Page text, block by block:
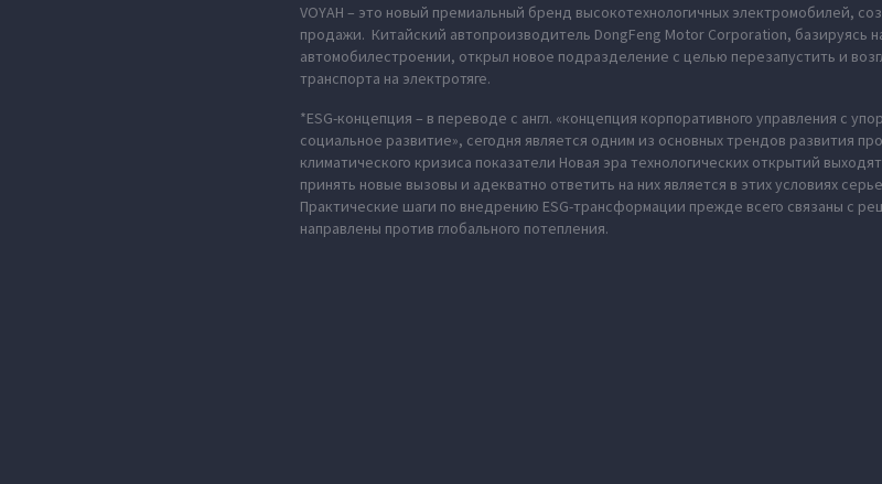
VOYAH – это новый премиальный бренд высокотехнологичных электромобилей,
продажи. Китайский автопроизводитель DongFeng Motor Corporation, базируясь
автомобилестроении, открыл новое подразделение с целью перезапустить и
транспорта на электротяге.
*ESG-концепция – в переводе с англ. «концепция корпоративного управления с
социальное развитие», сегодня является одним из основных трендов развития
климатического кризиса показатели Новая эра технологических открытий
принять новые вызовы и адекватно ответить на них является в этих условиях
Практические шаги по внедрению ESG-трансформации прежде всего связаны с
направлены против глобального потепления.